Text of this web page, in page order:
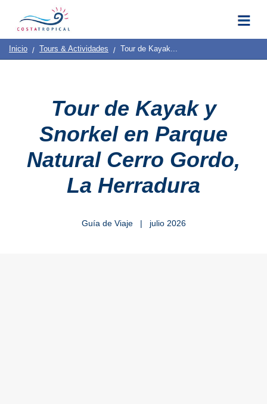
Inicio |
Contacto
Quiénes
Somos
Destinos
Ver
Planificación
TROPICAL
Inicio Tours & Actividades Tour de Kayak...
Tour de Kayak y
Snorkel en Parque
Natural Cerro Gordo,
La Herradura
Guía de Viaje | julio 2026